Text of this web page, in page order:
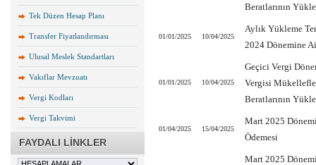
Tek Düzen Hesap Planı
Transfer Fiyatlandırması
Ulusal Meslek Standartları
Vakıflar Mevzuatı
Vergi Kodları
Vergi Takvimi
FAYDALI LİNKLER
Beratlarının
01/01/2025 10/04/2025
Aylık Yükleme
2024 Dönemine
01/01/2025 10/04/2025
Geçici Vergi
Vergisi
Beratlarının
01/04/2025 15/04/2025
Mart 2025
Ödemesi
Mart 2025